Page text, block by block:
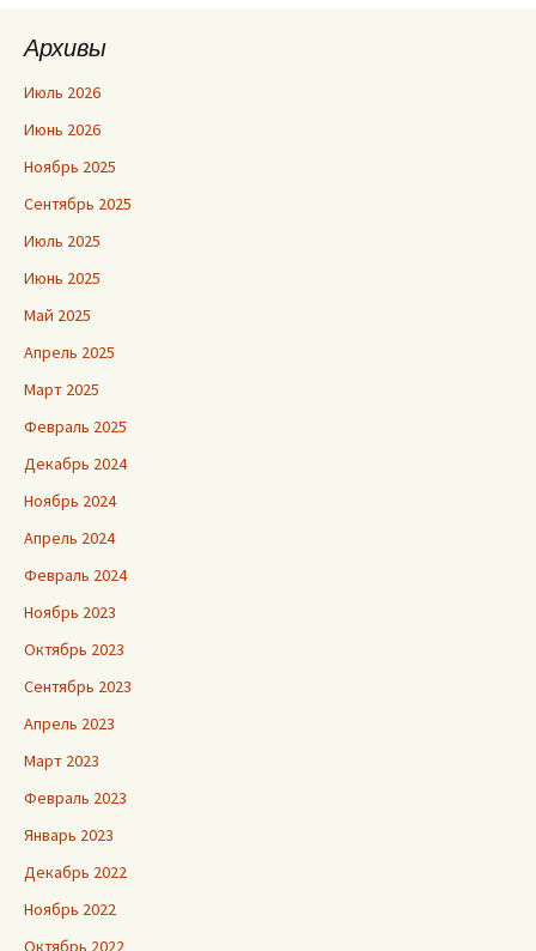
Архивы
Июль 2026
Июнь 2026
Ноябрь 2025
Сентябрь 2025
Июль 2025
Июнь 2025
Май 2025
Апрель 2025
Март 2025
Февраль 2025
Декабрь 2024
Ноябрь 2024
Апрель 2024
Февраль 2024
Ноябрь 2023
Октябрь 2023
Сентябрь 2023
Апрель 2023
Март 2023
Февраль 2023
Январь 2023
Декабрь 2022
Ноябрь 2022